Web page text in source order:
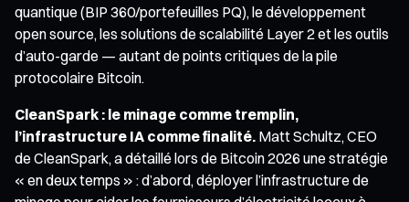
quantique (BIP 360/portefeuilles PQ), le développement
open source, les solutions de scalabilité Layer 2 et les outils
d’auto-garde — autant de points critiques de la pile
protocolaire Bitcoin.
CleanSpark : le minage comme tremplin,
l’infrastructure IA comme finalité. Matt Schultz, CEO
de CleanSpark, a détaillé lors de Bitcoin 2026 une stratégie
« en deux temps » : d’abord, déployer l’infrastructure de